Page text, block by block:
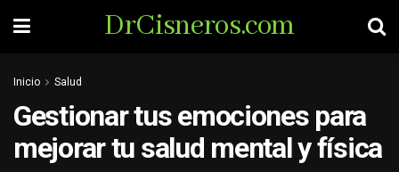
DrCisneros.com
Inicio Salud
Gestionar tus emociones para
mejorar tu salud mental y física